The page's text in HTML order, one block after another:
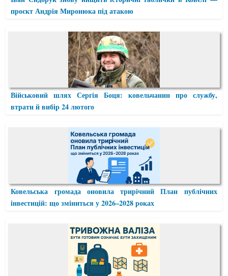
проєкт Андрія Миронюка під атакою
Військовий шлях Сергія Боця: ковельчанин про службу,
втрати й вибір 24 лютого
Ковельська громада оновила трирічний План публічних
інвестицій: що зміниться у 2026–2028 роках